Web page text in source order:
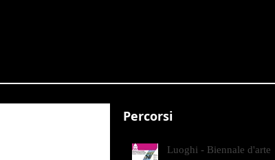
Percorsi
Luoghi - Biennale d'arte